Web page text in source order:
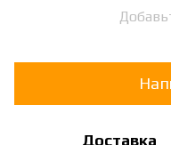
Доставка